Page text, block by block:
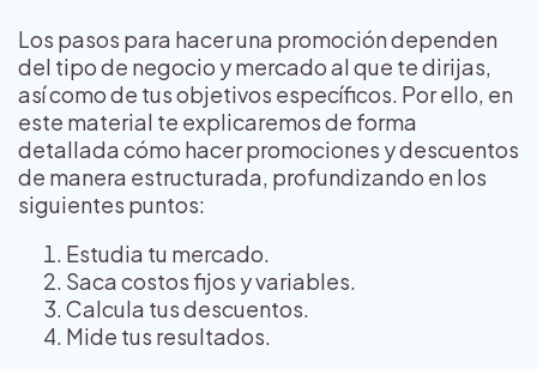
Los pasos para hacer una promoción dependen
del tipo de negocio y mercado al que te dirijas,
así como de tus objetivos específicos. Por ello, en
este material te explicaremos de forma
detallada cómo hacer promociones y descuentos
de manera estructurada, profundizando en los
siguientes puntos:
Estudia tu mercado.
Saca costos fijos y variables.
Calcula tus descuentos.
Mide tus resultados.